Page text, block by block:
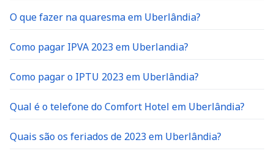
O que fazer na quaresma em Uberlândia?
Como pagar IPVA 2023 em Uberlandia?
Como pagar o IPTU 2023 em Uberlândia?
Qual é o telefone do Comfort Hotel em Uberlândia?
Quais são os feriados de 2023 em Uberlândia?